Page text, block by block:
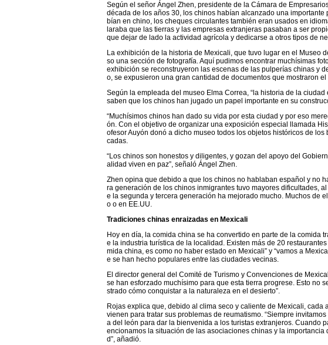
Según el señor Ángel Zhen, presidente de la Cámara de
década de los años 30, los chinos habían alcanzado una
bían en chino, los cheques circulantes también eran usados en
laraba que las tierras y las empresas extranjeras pasaban a ser
que dejar de lado la actividad agrícola y dedicarse a otros tipos de
La exhibición de la historia de Mexicali, que tuvo lugar en el Museo
so una sección de fotografía. Aquí pudimos encontrar muchísimas
exhibición se reconstruyeron las escenas de las pulperías chinas y
o, se expusieron una gran cantidad de documentos que mostraron
Según la empleada del museo Elma Correa, “la historia de la
saben que los chinos han jugado un papel importante en su
“Muchísimos chinos han dado su vida por esta ciudad y por eso
ón. Con el objetivo de organizar una exposición especial llamada
ofesor Auyón donó a dicho museo todos los objetos históricos de
cadas.
“Los chinos son honestos y diligentes, y gozan del apoyo del
alidad viven en paz”, señaló Ángel Zhen.
Zhen opina que debido a que los chinos no hablaban español y no
ra generación de los chinos inmigrantes tuvo mayores dificultades,
e la segunda y tercera generación ha mejorado mucho. Muchos de
o o en EE.UU.
Tradiciones chinas enraizadas en Mexicali
Hoy en día, la comida china se ha convertido en parte de la comida
e la industria turística de la localidad. Existen más de 20
mida china, es como no haber estado en Mexicali” y “vamos a
e se han hecho populares entre las ciudades vecinas.
El director general del Comité de Turismo y Convenciones de
se han esforzado muchísimo para que esta tierra progrese. Esto no
strado cómo conquistar a la naturaleza en el desierto”.
Rojas explica que, debido al clima seco y caliente de Mexicali,
vienen para tratar sus problemas de reumatismo. “Siempre
a del león para dar la bienvenida a los turistas extranjeros. Cuando
encionamos la situación de las asociaciones chinas y la
d”, añadió.